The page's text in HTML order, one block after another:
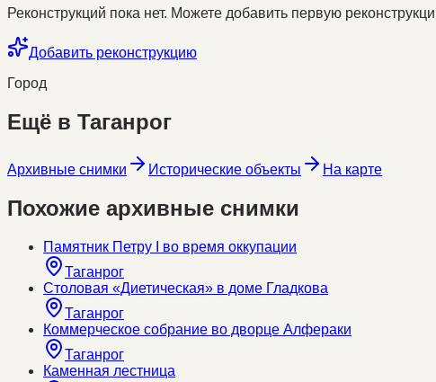
Реконструкций пока нет. Можете добавить первую
Добавить реконструкцию
Город
Ещё в Таганрог
Архивные снимки Исторические объекты На карте
Похожие архивные снимки
Памятник Петру I во время оккупации
Таганрог
Столовая «Диетическая» в доме Гладкова
Таганрог
Коммерческое собрание во дворце Алфераки
Таганрог
Каменная лестница